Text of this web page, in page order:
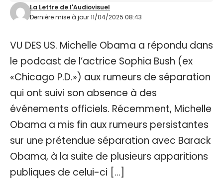
Dernière mise à jour 11/04/2025 08:43
La Lettre de l'Audiovisuel
VU DES US. Michelle Obama a répondu dans
le podcast de l’actrice Sophia Bush (ex
«Chicago P.D.») aux rumeurs de séparation
qui ont suivi son absence à des
événements officiels. Récemment, Michelle
Obama a mis fin aux rumeurs persistantes
sur une prétendue séparation avec Barack
Obama, à la suite de plusieurs apparitions
publiques de celui-ci […]